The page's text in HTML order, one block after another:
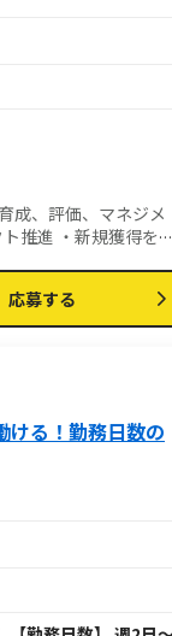
成、評価、マネジメ
推進 ・新規獲得を
応募する
る！勤務日数の